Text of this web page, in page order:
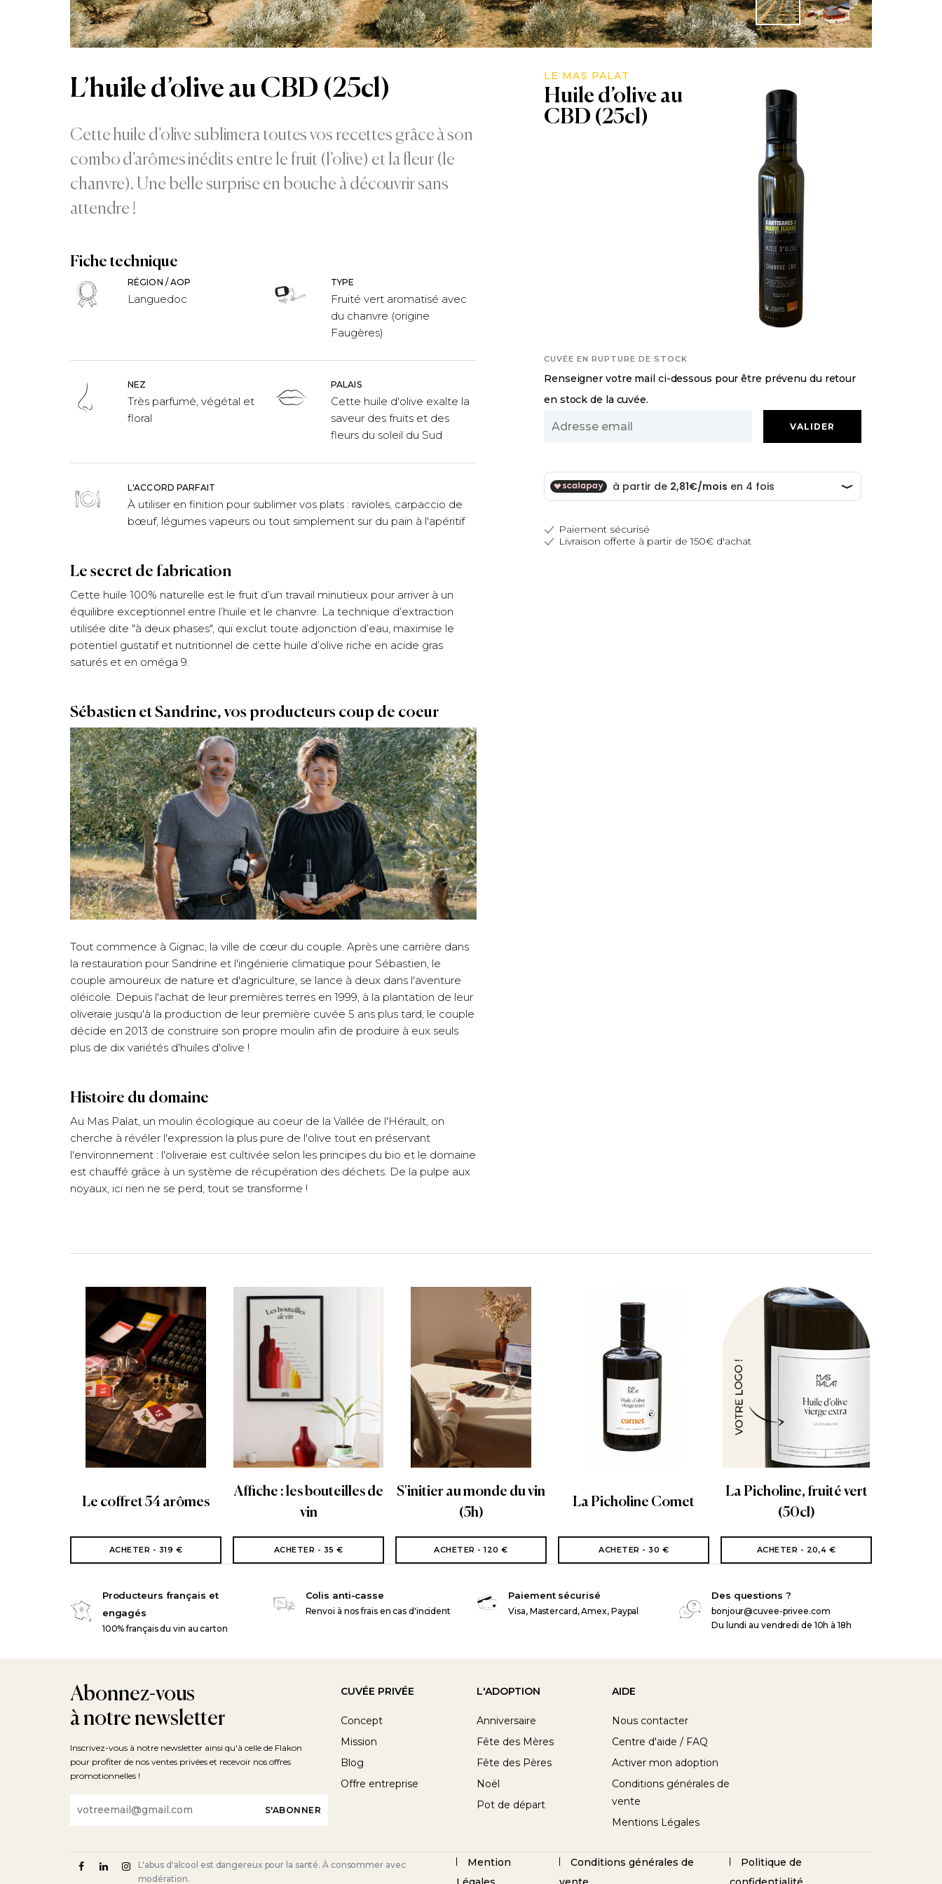
L’huile d’olive au CBD (25cl)
Cette huile d’olive sublimera toutes vos recettes grâce à son
combo d’arômes inédits entre le fruit (l’olive) et la fleur (le
chanvre). Une belle surprise en bouche à découvrir sans
attendre !
Fiche technique
RÉGION / AOP
Languedoc
TYPE
Fruité vert aromatisé avec
du chanvre (origine
Faugères)
NEZ
Très parfumé, végétal et
floral
PALAIS
Cette huile d'olive exalte la
saveur des fruits et des
fleurs du soleil du Sud
L'ACCORD PARFAIT
À utiliser en finition pour sublimer vos plats : ravioles, carpaccio de
bœuf, légumes vapeurs ou tout simplement sur du pain à l'apéritif
Le secret de fabrication
Cette huile 100% naturelle est le fruit d’un travail minutieux pour arriver à un
équilibre exceptionnel entre l’huile et le chanvre. La technique d’extraction
utilisée dite "à deux phases", qui exclut toute adjonction d’eau, maximise le
potentiel gustatif et nutritionnel de cette huile d’olive riche en acide gras
saturés et en oméga 9.
Sébastien et Sandrine, vos producteurs coup de coeur
Tout commence à Gignac, la ville de cœur du couple. Après une carrière dans
la restauration pour Sandrine et l'ingénierie climatique pour Sébastien, le
couple amoureux de nature et d'agriculture, se lance à deux dans l'aventure
oléicole. Depuis l'achat de leur premières terres en 1999, à la plantation de leur
oliveraie jusqu'à la production de leur première cuvée 5 ans plus tard, le couple
décide en 2013 de construire son propre moulin afin de produire à eux seuls
plus de dix variétés d'huiles d'olive !
Histoire du domaine
Au Mas Palat, un moulin écologique au coeur de la Vallée de l'Hérault, on
cherche à révéler l'expression la plus pure de l'olive tout en préservant
l'environnement : l'oliveraie est cultivée selon les principes du bio et le domaine
est chauffé grâce à un système de récupération des déchets. De la pulpe aux
noyaux, ici rien ne se perd, tout se transforme !
LE MAS PALAT
Huile d’olive au
CBD (25cl)
CUVÉE EN RUPTURE DE STOCK
Renseigner votre mail ci-dessous pour être prévenu du retour
en stock de la cuvée.
Adresse
Paiement sécurisé
Livraison offerte à partir de 150€ d'achat
Le coffret 54 arômes
ACHETER - 319 €
Affiche : les bouteilles de
vin
ACHETER - 35 €
S'initier au monde du vin
(5h)
ACHETER - 120 €
La Picholine Comet
ACHETER - 30 €
La Picholine, fruité vert
(50cl)
ACHETER - 20,4 €
Producteurs français et
engagés
100% français du vin au carton
Colis anti-casse
Renvoi à nos frais en cas d'incident
Paiement sécurisé
Visa, Mastercard, Amex, Paypal
Des questions ?
bonjour@cuvee-privee.com
Du lundi au vendredi de 10h à 18h
Abonnez-vous
à notre newsletter
Inscrivez-vous à notre newsletter ainsi qu'à celle de Flakon
pour profiter de nos ventes privées et recevoir nos offres
promotionnelles !
Email
CUVÉE PRIVÉE
Concept
Mission
Blog
Offre entreprise
L'ADOPTION
Anniversaire
Fête des Mères
Fête des Pères
Noël
Pot de départ
AIDE
Nous contacter
Centre d'aide / FAQ
Activer mon adoption
Conditions générales de
vente
Mentions Légales
L'abus d'alcool est dangereux pour la santé. À consommer avec
modération.
Mention
Conditions générales de
Politique de